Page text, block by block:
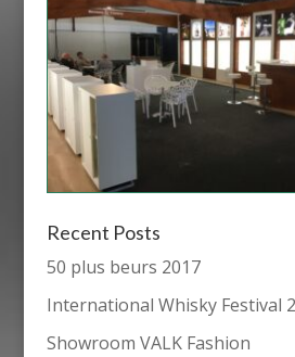
Recent Posts
50 plus beurs 2017
International Whisky Festival
Showroom VALK Fashion